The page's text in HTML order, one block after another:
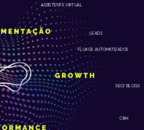
CRM
SEO/ BLOGS
FLUXOS AUTOMATIZADOS
ASSISTENTE VIRTUAL
LEADS